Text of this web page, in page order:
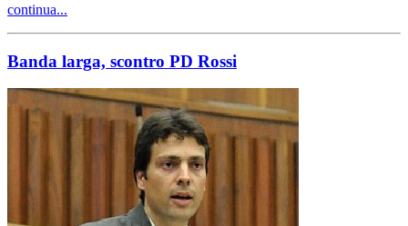
continua...
Banda larga, scontro PD Rossi